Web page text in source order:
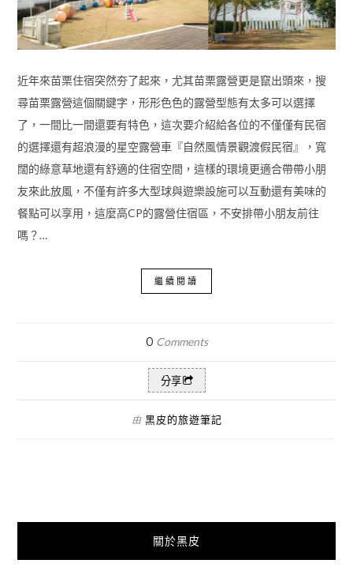
近年來苗栗住宿突然夯了起來，尤其苗栗露營更是竄出頭來，搜
尋苗栗露營這個關鍵字，形形色色的露營型態有太多可以選擇
了，一間比一間還要有特色，這次要介紹給各位的不僅僅有民宿
的選擇還有超浪漫的星空露營車『自然風情景觀渡假民宿』，寬
闊的綠意草地還有舒適的住宿空間，這樣的環境更適合帶帶小朋
友來此放風，不僅有許多大型球與遊樂設施可以互動還有美味的
餐點可以享用，這麼高CP的露營住宿區，不安排帶小朋友前往
嗎？…
繼續閱讀
0 Comments
分享
由 黑皮的旅遊筆記
關於黑皮